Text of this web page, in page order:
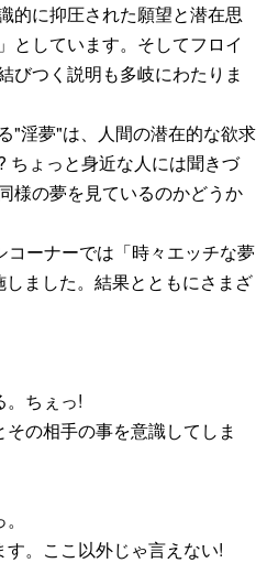
的に抑圧された願望と潜在思
としています。そしてフロイ
びつく説明も多岐にわたりま
"淫夢"は、人間の潜在的な欲求
ちょっと身近な人には聞きづ
様の夢を見ているのかどうか
ーナーでは「時々エッチな夢
ました。結果とともにさまざ
。ちぇっ!
の相手の事を意識してしま
。ここ以外じゃ言えない!